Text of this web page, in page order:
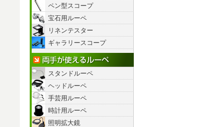
ペン型スコープ
宝石用ルーペ
リネンテスター
ギャラリースコープ
スタンドルーペ
ヘッドルーペ
手芸用ルーペ
時計用ルーペ
照明拡大鏡